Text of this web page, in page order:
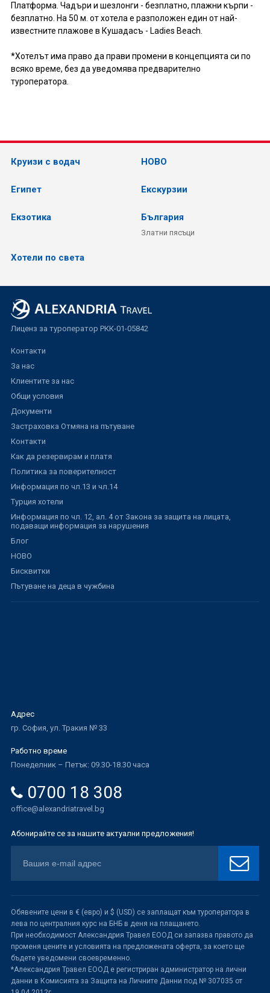
Платформа. Чадъри и шезлонги - безплатно, плажни кърпи -
безплатно. На 50 м. от хотела е разположен един от най-
известните плажове в Кушадасъ - Ladies Beach.
*Хотелът има право да прави промени в концепцията си по
всяко време, без да уведомява предварително
туроператора.
Круизи с водач НОВО
Египет Екскурзии
Екзотика България
Златни пясъци
Хотели по света
Лиценз за туроператор РКК-01-05842
Контакти
За нас
Клиентите за нас
Общи условия
Документи
Застраховка Отмяна на пътуване
Контакти
Как да резервирам и платя
Политика за поверителност
Информация по чл.13 и чл.14
Турция хотели
Информация по чл. 12, ал. 4 от Закона за защита на лицата,
подаващи информация за нарушения
Блог
НОВО
Бисквитки
Пътуване на деца в чужбина
Адрес
гр. София, ул. Тракия № 33
Работно време
Понеделник – Петък: 09.30-18.30 часа
0700 18 308
office@alexandriatravel.bg
Абонирайте се за нашите актуални предложения!
Обявените цени в € (евро) и $ (USD) се заплащат към туроператора в
лева по централния курс на БНБ в деня на плащането.
При необходимост Александрия Травел ЕООД си запазва правото да
променя цените и условията на предложената оферта, за което ще
бъдете уведомени своевременно.
*Александрия Травел ЕООД е регистриран администратор на лични
данни в Комисията за Защита на Личните Данни под № 307035 от